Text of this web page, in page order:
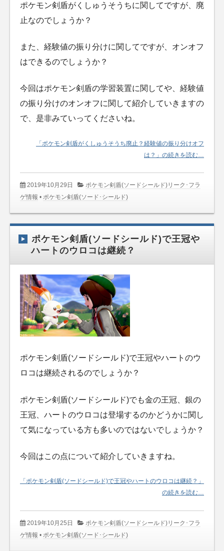
ポケモン剣盾がくしゅうそうちに関してですが、廃
止なのでしょうか？
また、経験値の振り分けに関してですが、オンオフ
はできるのでしょうか？
今回はポケモン剣盾の学習装置に関してや、経験値
の振り分けのオンオフに関して紹介していきますの
で、是非みていってくださいね。
「ポケモン剣盾がくしゅうそうち廃止？経験値の振り分けオフ
は？」の続きを読む…
2019年10月29日
ポケモン剣盾(ソードシールド)リーク･フラ
ゲ情報 • ポケモン剣盾(ソード･シールド)
ポケモン剣盾(ソードシールド)で王冠や
ハートのウロコは継続？
ポケモン剣盾(ソードシールド)で王冠やハートのウ
ロコは継続されるのでしょうか？
ポケモン剣盾(ソードシールド)でも金の王冠、銀の
王冠、ハートのウロコは登場するのかどうかに関し
て気になっている方も多いのではないでしょうか？
今回はこの点について紹介していきますね。
「ポケモン剣盾(ソードシールド)で王冠やハートのウロコは継続？」
の続きを読む…
2019年10月25日
ポケモン剣盾(ソードシールド)リーク･フラ
ゲ情報 • ポケモン剣盾(ソード･シールド)